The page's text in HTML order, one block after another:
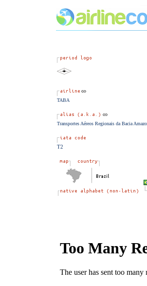
TABA
Transportes Aéreos Regionais da Bacia
T2